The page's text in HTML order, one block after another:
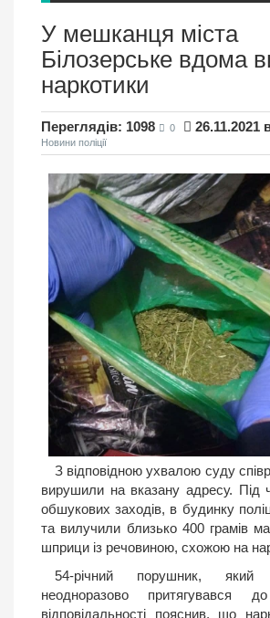
У мешканця міста
Білозерське вдома
наркотики
Переглядів: 1098 0 26.11.2021
Новини поліції
З відповідною ухвалою суду
вирушили на вказану адресу. Під
обшукових заходів, в будинку
та вилучили близько 400 грамів
шприци із речовиною, схожою на
54-річний порушник,
неодноразово притягувався до
відповідальності пояснив, що